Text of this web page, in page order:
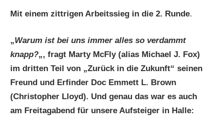
Mit einem zittrigen Arbeitssieg in die 2. Runde.
„Warum ist bei uns immer alles so verdammt
knapp?„, fragt Marty McFly (alias Michael J. Fox)
im dritten Teil von „Zurück in die Zukunft“ seinen
Freund und Erfinder Doc Emmett L. Brown
(Christopher Lloyd). Und genau das war es auch
am Freitagabend für unsere Aufsteiger in Halle: